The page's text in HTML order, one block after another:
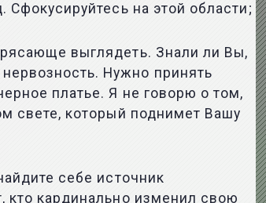
на этой области;
выглядеть. Знали ли Вы,
Нужно принять
платье. Я не говорю о том,
свете, который поднимет Вашу
себе источник
кто кардинально изменил свою